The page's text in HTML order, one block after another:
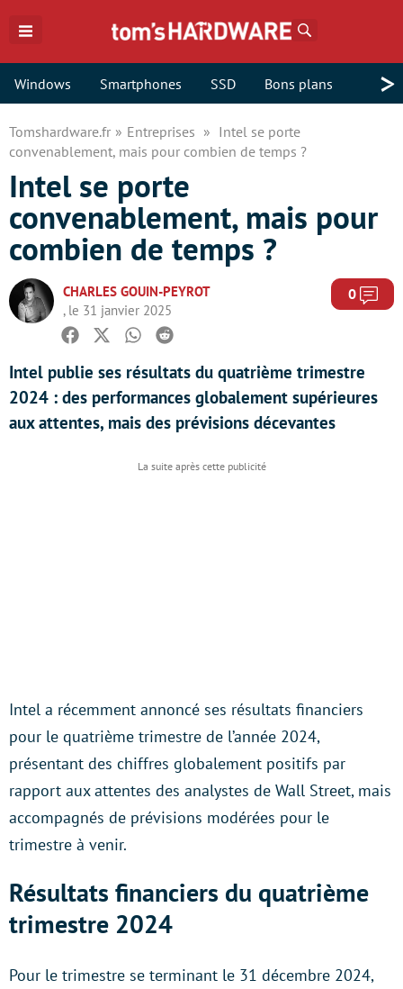
Windows Smartphones SSD Bons plans >
Tomshardware.fr Entreprises
Intel se porte
convenablement, mais pour combien de temps ?
Intel se porte
convenablement, mais pour
combien de temps ?
CHARLES GOUIN-PEYROT
, le 31 janvier 2025
0
Facebook
TwitterWhatsapp
Reddit
Intel publie ses résultats du quatrième trimestre
2024 : des performances globalement supérieures
aux attentes, mais des prévisions décevantes
Intel a récemment annoncé ses résultats financiers
pour le quatrième trimestre de l’année 2024,
présentant des chiffres globalement positifs par
rapport aux attentes des analystes de Wall Street, mais
accompagnés de prévisions modérées pour le
trimestre à venir.
Résultats financiers du quatrième
trimestre 2024
Pour le trimestre se terminant le 31 décembre 2024,